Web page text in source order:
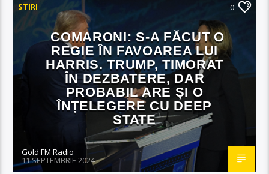
STIRI 0
COMARONI: S-A FĂCUT O
REGIE ÎN FAVOAREA LUI
HARRIS. TRUMP, TIMORAT
ÎN DEZBATERE, DAR
PROBABIL ARE ȘI O
ÎNȚELEGERE CU DEEP
STATE
Gold FM Radio
11 SEPTEMBRIE 2024